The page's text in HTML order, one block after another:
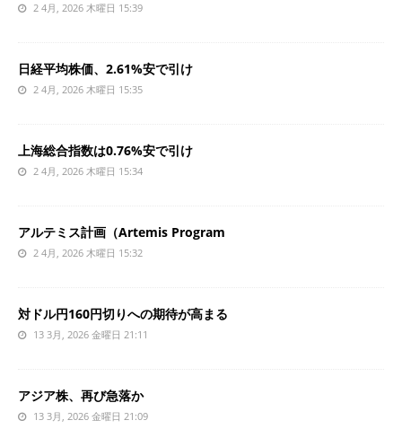
2 4月, 2026 木曜日 15:39
日経平均株価、2.61%安で引け
2 4月, 2026 木曜日 15:35
上海総合指数は0.76%安で引け
2 4月, 2026 木曜日 15:34
アルテミス計画（Artemis Program
2 4月, 2026 木曜日 15:32
対ドル円160円切りへの期待が高まる
13 3月, 2026 金曜日 21:11
アジア株、再び急落か
13 3月, 2026 金曜日 21:09